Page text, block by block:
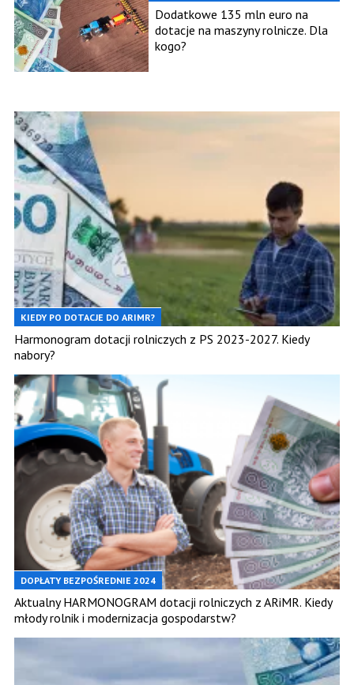
EURO
Dodatkowe 135 mln euro na
dotacje na maszyny rolnicze. Dla
kogo?
KIEDY PO DOTACJE DO ARIMR?
Harmonogram dotacji rolniczych z PS 2023-2027. Kiedy
nabory?
DOPŁATY BEZPOŚREDNIE 2024
Aktualny HARMONOGRAM dotacji rolniczych z ARiMR. Kiedy
młody rolnik i modernizacja gospodarstw?